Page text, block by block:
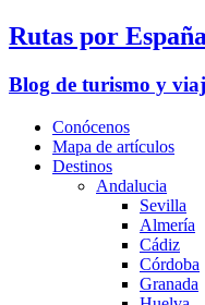
Rutas por España
Blog de turismo y
Conócenos
Mapa de artículos
Destinos
Andalucia
Sevilla
Almería
Cádiz
Córdoba
Granada